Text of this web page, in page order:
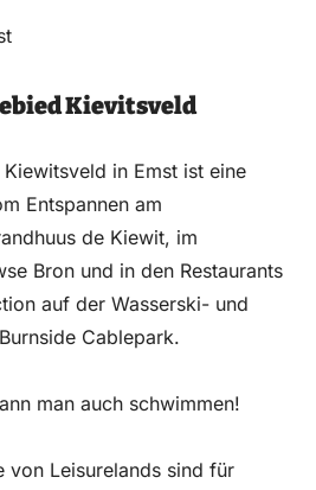
Kievitsveld
in Emst ist eine
Entspannen am
de Kiewit, im
Bron und in den Restaurants
auf der Wasserski- und
Cablepark.
man auch schwimmen!
von Leisurelands sind für